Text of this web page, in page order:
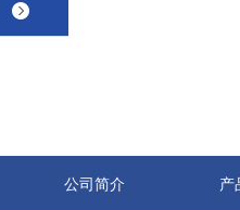
公司简介 产